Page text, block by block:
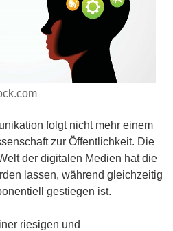
folgt nicht mehr einem
zur Öffentlichkeit. Die
der digitalen Medien hat die
lassen, während gleichzeitig
gestiegen ist.
riesigen und